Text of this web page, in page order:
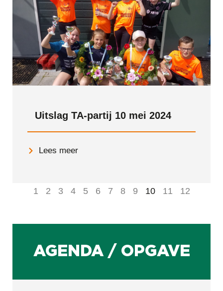
Uitslag TA-partij 10 mei 2024
Lees meer
1 2 3 4 5 6 7 8 9 10 11 12
AGENDA / OPGAVE